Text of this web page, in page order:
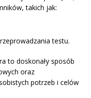
takich jak:
testu.
to doskonały sposób
oraz
potrzeb i celów